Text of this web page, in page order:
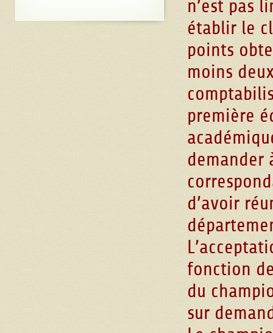
n’est pas
établir le
points
moins
première
demander
d’avoir
fonction
du
sur